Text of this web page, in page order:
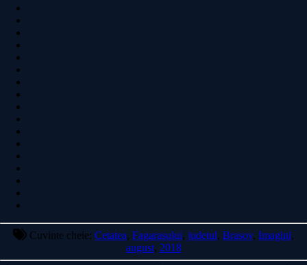
Cuvinte cheie: Cetatea, Fagarasului, judetul, Brasov, Imagini,
august, 2018